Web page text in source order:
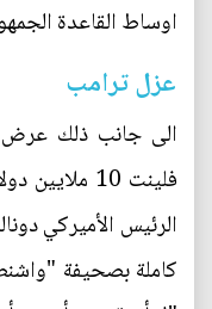
اوساط القاعدة
عزل ترامب
الى جانب ذلك عرض
فلينت 10
الرئيس الأميركي
كاملة بصحيفة